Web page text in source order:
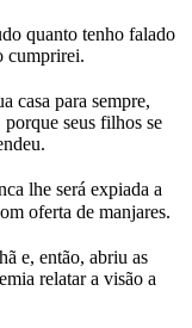
quanto tenho falado
cumprirei.
casa para sempre,
seus filhos se
lhe será expiada a
oferta de manjares.
e, então, abriu as
relatar a visão a